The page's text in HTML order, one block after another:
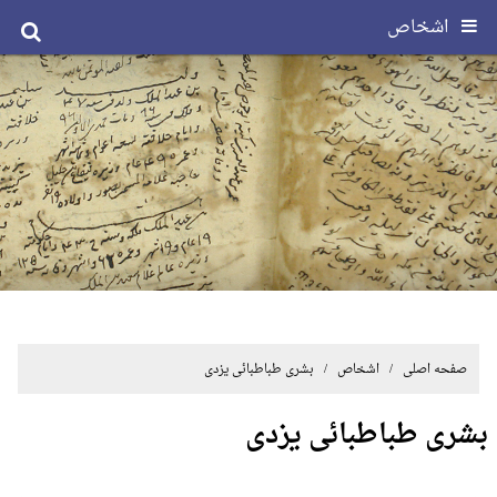
اشخاص
صفحه اصلی / اشخاص / بشری طباطبائی یزدی
بشری طباطبائی یزدی